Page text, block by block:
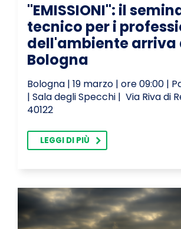
"EMISSIONI": il
tecnico per i
dell'ambiente arriva
Bologna
Bologna | 19 marzo | ore 09:00 |
| Sala degli Specchi | Via Riva di
40122
LEGGI DI PIÙ